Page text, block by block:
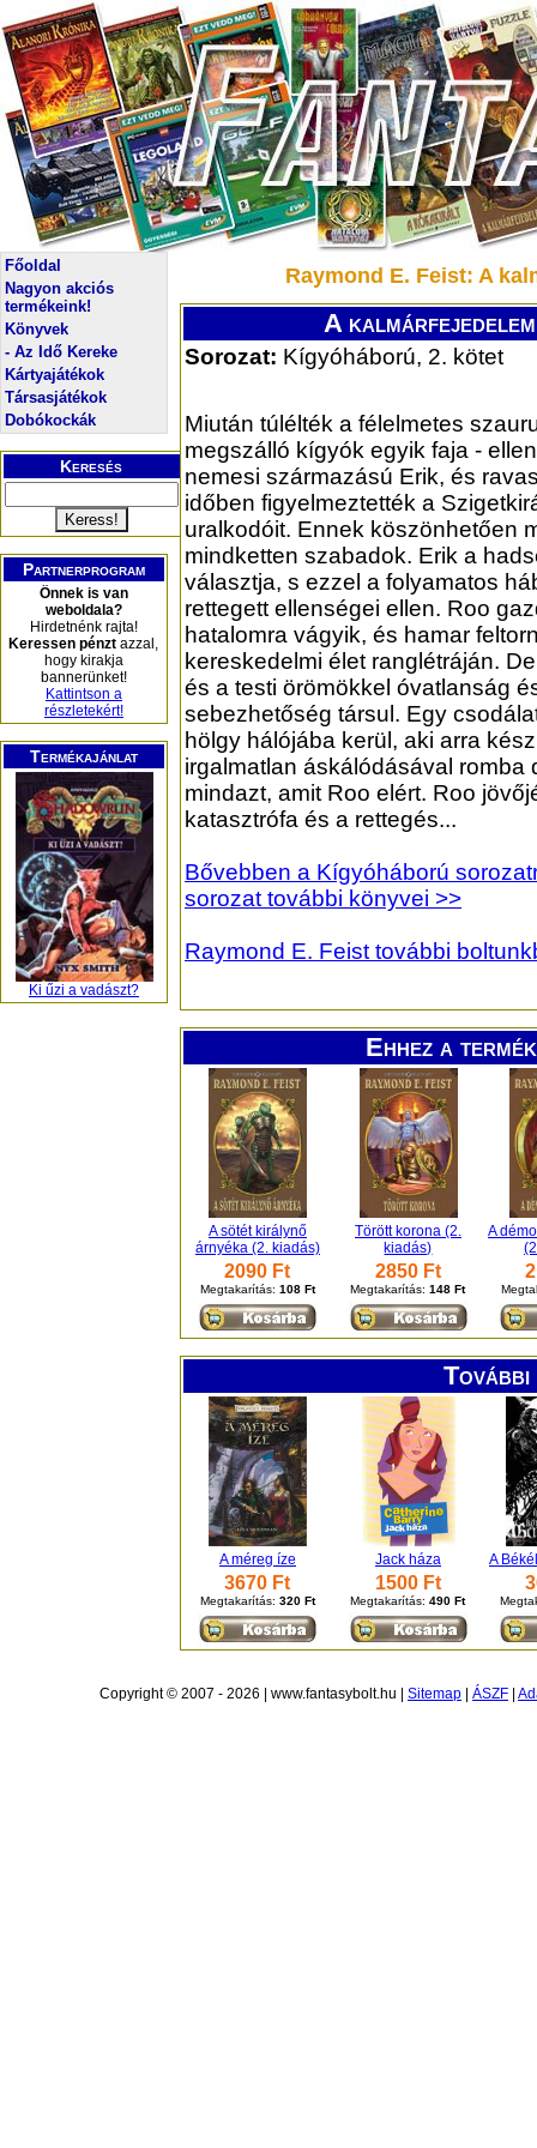
Főoldal
Nagyon akciós
termékeink!
Könyvek
- Az Idő Kereke
Kártyajátékok
Társasjátékok
Dobókockák
Keresés
Partnerprogram
Önnek is van
weboldala?
Hirdetnénk rajta!
Keressen pénzt azzal,
hogy kirakja
bannerünket!
Kattintson a
részletekért!
Termékajánlat
Ki űzi a vadászt?
Raymond E. Feist: A
A
Sorozat: Kígyóháború, 2. kötet
Miután túlélték a félelmetes
megszálló kígyók egyik faja -
nemesi származású Erik, és
időben figyelmeztették a
uralkodóit. Ennek köszönhetően
mindketten szabadok. Erik a
választja, s ezzel a folyamatos
rettegett ellenségei ellen. Roo
hatalomra vágyik, és hamar
kereskedelmi élet ranglétráján.
és a testi örömökkel óvatlanság
sebezhetőség társul. Egy
hölgy hálójába kerül, aki arra
irgalmatlan áskálódásával romba
mindazt, amit Roo elért. Roo
katasztrófa és a rettegés...
Bővebben a Kígyóháború
sorozat további könyvei >>
Raymond E. Feist további
Ehhez a
A sötét királynő
árnyéka (2. kiadás)
Törött korona (2.
kiadás)
A
2090 Ft
Megtakarítás: 108 Ft
2850 Ft
Megtakarítás:148 Ft
A méreg íze Jack háza A
3670 Ft
Megtakarítás: 320 Ft
1500 Ft
Megtakarítás:490 Ft
Copyright © 2007 - 2026 | www.fantasybolt.hu | Sitemap ÁSZF